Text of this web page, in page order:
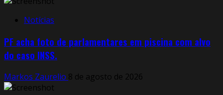
Notícias
PF acha foto de parlamentares em piscina com alvo
do caso INSS.
Markos Zaurelio 8 de agosto de 2026